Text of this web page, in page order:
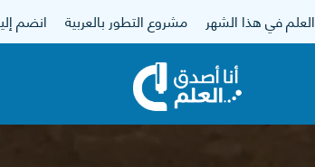
العلم في هذا الشهر مشروع التطور بالعربية انضم